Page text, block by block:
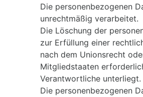
Die personenbezogenen
unrechtmäßig verarbeitet.
Die Löschung der
zur Erfüllung einer
nach dem Unionsrecht
Mitgliedstaaten
Verantwortliche unterliegt.
Die personenbezogenen